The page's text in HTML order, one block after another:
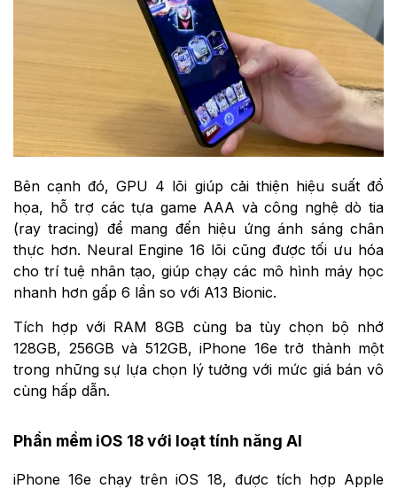
Bên cạnh đó, GPU 4 lõi giúp cải thiện hiệu suất đồ
họa, hỗ trợ các tựa game AAA và công nghệ dò tia
(ray tracing) để mang đến hiệu ứng ánh sáng chân
thực hơn. Neural Engine 16 lõi cũng được tối ưu hóa
cho trí tuệ nhân tạo, giúp chạy các mô hình máy học
nhanh hơn gấp 6 lần so với A13 Bionic.
Tích hợp với RAM 8GB cùng ba tùy chọn bộ nhớ
128GB, 256GB và 512GB, iPhone 16e trở thành một
trong những sự lựa chọn lý tưởng với mức giá bán vô
cùng hấp dẫn.
Phần mềm iOS 18 với loạt tính năng AI
iPhone 16e chạy trên iOS 18, được tích hợp Apple